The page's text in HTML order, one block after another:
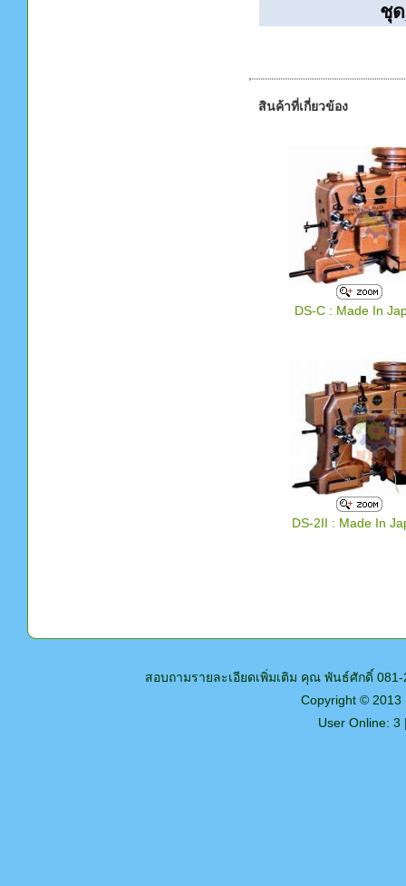
ชุด
สินค้าที่เกี่ยวข้อง
DS-C : Made In
DS-2II : Made In
สอบถามรายละเอียดเพิ่มเติม คุณ พันธ์ศักดิ์
Copyright © 2013
User Online: 3